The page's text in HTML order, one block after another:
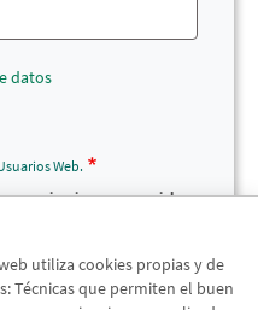
utiliza cookies propias y de
Técnicas que permiten el buen
datos
Web.
comunicaciones comerciales
por nuestra Entidad